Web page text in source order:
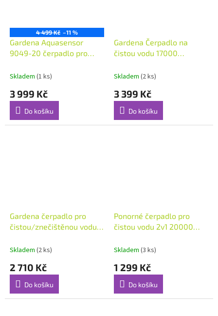
4 499 Kč –11 %
Gardena Aquasensor
9049-20 čerpadlo pro
Skladem (1 ks)
3 999 Kč
Do košíku
Gardena Čerpadlo na
čistou vodu 17000
Skladem (2 ks)
3 399 Kč
Do košíku
Gardena čerpadlo pro
čistou/znečištěnou vodu
Skladem (2 ks)
2 710 Kč
Do košíku
Ponorné čerpadlo pro
čistou vodu 2v1 20000
plovákovým spínačem
Skladem (3 ks)
1 299 Kč
Do košíku